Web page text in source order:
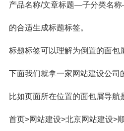
产品名称/文章标题—子分类名
的合适生成标题标签。
标题标签可以理解为倒置的面包
下面我们就拿一家网站建设公司
比如页面所在位置的面包屑导航
首页>网站建设>北京网站建设>